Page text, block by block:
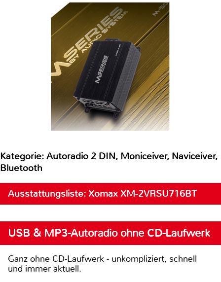
Kategorie: Autoradio 2 DIN, Moniceiver, Naviceiver,
Bluetooth
Ausstattungsliste: Xomax XM-2VRSU716BT
USB & MP3-Autoradio ohne CD-Laufwerk
Ganz ohne CD-Laufwerk - unkompliziert, schnell
und immer aktuell.